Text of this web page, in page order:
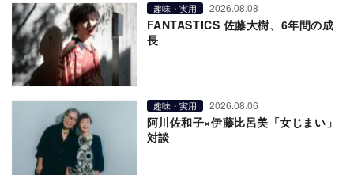
趣味・実用 2026.08.08
FANTASTICS 佐藤大樹、6年間の成
長
趣味・実用 2026.08.06
阿川佐和子×伊藤比呂美「女じまい」
対談